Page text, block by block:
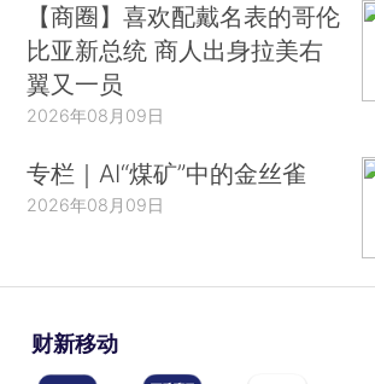
【商圈】喜欢配戴名表的哥伦
比亚新总统 商人出身拉美右
翼又一员
2026年08月09日
专栏｜AI“煤矿”中的金丝雀
2026年08月09日
财新移动